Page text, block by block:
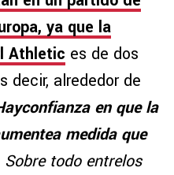
ya que la
Athletic es de dos
decir, alrededor de
en que la
medida que
Sobre todo entrelos